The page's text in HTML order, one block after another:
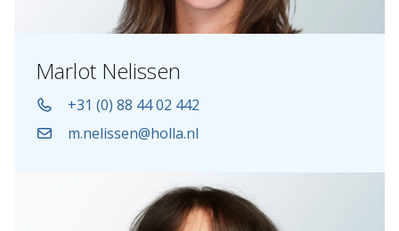
Marlot Nelissen
+31 (0) 88 44 02 442
m.nelissen@holla.nl